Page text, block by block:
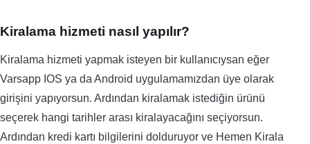
Kiralama hizmeti nasıl yapılır?
Kiralama hizmeti yapmak isteyen bir kullanıcıysan eğer
Varsapp IOS ya da Android uygulamamızdan üye olarak
girişini yapıyorsun. Ardından kiralamak istediğin ürünü
seçerek hangi tarihler arası kiralayacağını seçiyorsun.
Ardından kredi kartı bilgilerini dolduruyor ve Hemen Kirala